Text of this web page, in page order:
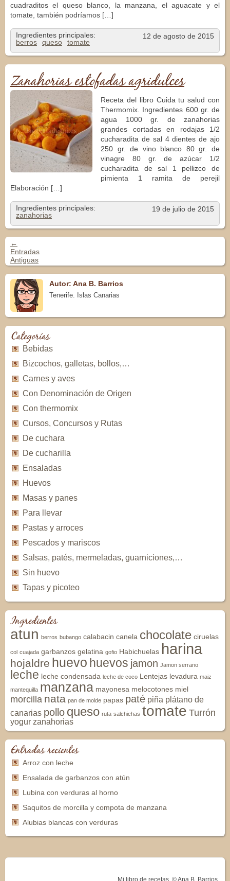
cuadraditos el queso blanco, la manzana, el aguacate y el
tomate, también podríamos […]
12 de agosto de 2015
Ingredientes principales:
berros
queso tomate
Zanahorias estofadas agridulces
Receta del libro Cuida tu salud con
Thermomix. Ingredientes 600 gr. de
agua 1000 gr. de zanahorias
grandes cortadas en rodajas 1/2
cucharadita de sal 4 dientes de ajo
250 gr. de vino blanco 80 gr. de
vinagre 80 gr. de azúcar 1/2
cucharadita de sal 1 pellizco de
pimienta 1 ramita de perejil
Elaboración […]
19 de julio de 2015
Ingredientes principales:
zanahorias
Navegación de Entradas
←
Entradas
Antiguas
Autor: Ana B. Barrios
Tenerife. Islas Canarias
Categorías
Bebidas
Bizcochos, galletas, bollos,…
Carnes y aves
Con Denominación de Origen
Con thermomix
Cursos, Concursos y Rutas
De cuchara
De cucharilla
Ensaladas
Huevos
Masas y panes
Para llevar
Pastas y arroces
Pescados y mariscos
Salsas, patés, mermeladas, guarniciones,…
Sin huevo
Tapas y picoteo
Ingredientes
atun berros bubango calabacin canela chocolate ciruelas
col cuajada garbanzos gelatina gofio Habichuelas harina
hojaldre huevo huevos jamon Jamon serrano
leche leche condensada leche de coco Lentejas levadura maiz
mantequilla manzana mayonesa melocotones miel
morcilla nata pan de molde papas paté piña plátano de
canarias pollo queso ruta salchichas tomate Turrón
yogur zanahorias
Entradas recientes
Arroz con leche
Ensalada de garbanzos con atún
Lubina con verduras al horno
Saquitos de morcilla y compota de manzana
Alubias blancas con verduras
Mi libro de recetas. © Ana B. Barrios.